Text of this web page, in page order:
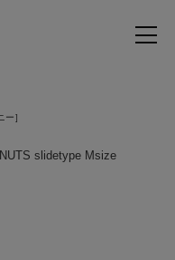
ー]
slidetype Msize